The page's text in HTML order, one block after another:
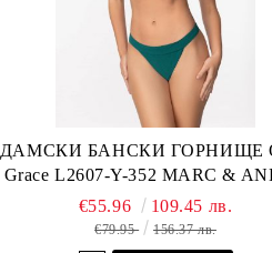
ДАМСКИ БАНСКИ ГОРНИЩЕ
Grace L2607-Y-352 MARC &
€55.96 109.45 лв.
€79.95 156.37 лв.